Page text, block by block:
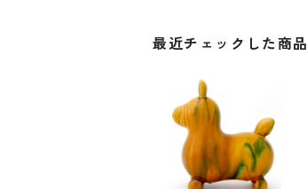
最近チェックした商品